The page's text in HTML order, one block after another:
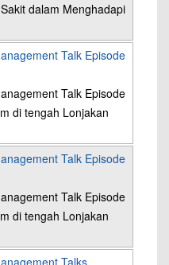
dalam Menghadapi
Talk Episode
Talk Episode
di tengah Lonjakan
Talk Episode
Talk Episode
di tengah Lonjakan
Talks